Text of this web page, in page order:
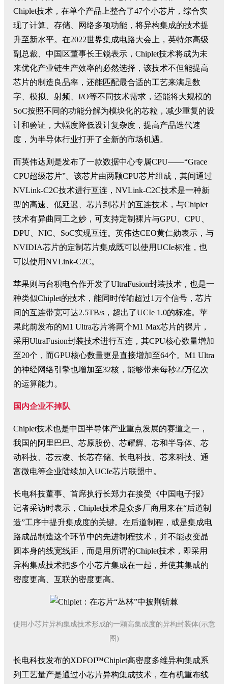
Chiplet技术，在单个产品上整合了47个小芯片，综合实
现了计算、存储、网络多项功能，将异构集成的技术提
升至新水平。在2022世界集成电路大会上，英特尔高级
副总裁、中国区董事长王锐表示，Chiplet技术将成为未
来优化产业链生产效率的必然选择，该技术不但能提高
芯片的制造良品率，还能匹配最合适的工艺来满足数
字、模拟、射频、I/O等不同技术需求，还能将大规模的
SoC按照不同的功能分解为模块化的芯粒，减少重复的设
计和验证，大幅度降低设计复杂度，提高产品迭代速
度，为半导体行业打开了全新的市场机遇。
而英伟达则是发布了一款数据中心专属CPU——“Grace
CPU超级芯片”。该芯片由两颗CPU芯片组成，其间通过
NVLink-C2C技术进行互连，NVLink-C2C技术是一种新
型的高速、低延迟、芯片到芯片的互连技术，与Chiplet
技术有异曲同工之妙，可支持定制裸片与GPU、CPU、
DPU、NIC、SoC实现互连。英伟达CEO黄仁勋表示，与
NVIDIA芯片的定制芯片集成既可以使用UCIe标准，也
可以使用NVLink-C2C。
苹果则与台积电合作开发了UltraFusion封装技术，也是一
种类似Chiplet的技术，能同时传输超过1万个信号，芯片
间的互连带宽可达2.5TB/s，超出了UCIe 1.0的标准。苹
果此前发布的M1 Ultra芯片将两个M1 Max芯片的裸片，
采用UltraFusion封装技术进行互连，其CPU核心数量增加
至20个，而GPU核心数量更是直接增加至64个。M1 Ultra
的神经网络引擎也增加至32核，能够带来每秒22万亿次
的运算能力。
国内企业不掉队
Chiplet技术也是中国半导体产业重点发展的赛道之一，
我国的阿里巴巴、芯原股份、芯耀辉、芯和半导体、芯
动科技、芯云凌、长芯存储、长电科技、芯来科技、通
富微电等企业陆续加入UCIe芯片联盟中。
长电科技董事、首席执行长郑力在接受《中国电子报》
记者采访时表示，Chiplet技术是众多厂商用来在“后道制
造”工序中提升集成度的关键。在后道制程，或是集成电
路成品制造这个环节中的先进制程技术，并不能改变晶
圆本身的线宽线距，而是用所谓的Chiplet技术，即采用
异构集成技术把多个小芯片集成在一起，并使其集成的
密度更高、互联的密度更高。
使用小芯片异构集成技术形成的一颗高集成度的异构封装体(示意
图)
长电科技发布的XDFOI™Chiplet高密度多维异构集成系
列工艺量产是通过小芯片异构集成技术，在有机重布线